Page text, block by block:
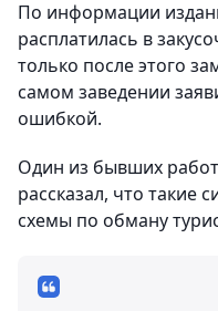
По информации
расплатилась в
только после этого
самом заведении
ошибкой.
Один из бывших
рассказал, что такие
схемы по обману